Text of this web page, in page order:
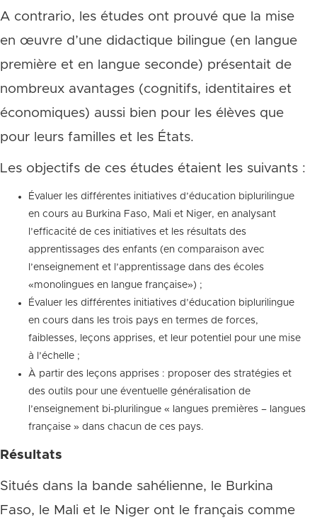
A contrario, les études ont prouvé que la mise
en œuvre d’une didactique bilingue (en langue
première et en langue seconde) présentait de
nombreux avantages (cognitifs, identitaires et
économiques) aussi bien pour les élèves que
pour leurs familles et les États.
Les objectifs de ces études étaient les suivants :
Évaluer les différentes initiatives d’éducation biplurilingue
en cours au Burkina Faso, Mali et Niger, en analysant
l’efficacité de ces initiatives et les résultats des
apprentissages des enfants (en comparaison avec
l’enseignement et l’apprentissage dans des écoles
«monolingues en langue française») ;
Évaluer les différentes initiatives d’éducation biplurilingue
en cours dans les trois pays en termes de forces,
faiblesses, leçons apprises, et leur potentiel pour une mise
à l’échelle ;
À partir des leçons apprises : proposer des stratégies et
des outils pour une éventuelle généralisation de
l’enseignement bi-plurilingue « langues premières – langues
française » dans chacun de ces pays.
Résultats
Situés dans la bande sahélienne, le Burkina
Faso, le Mali et le Niger ont le français comme